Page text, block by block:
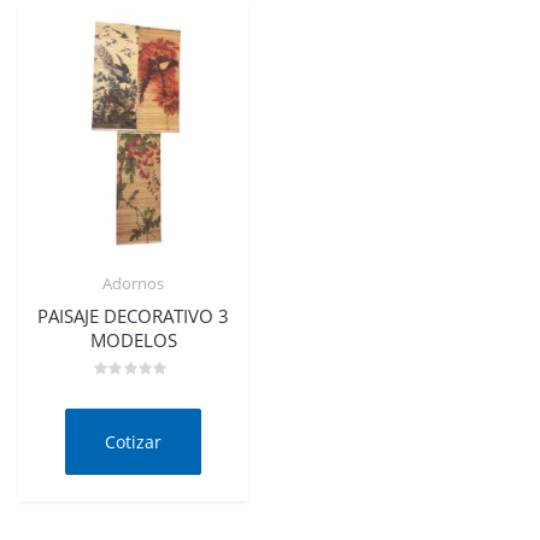
Adornos
PAISAJE DECORATIVO 3
MODELOS
deCotizar